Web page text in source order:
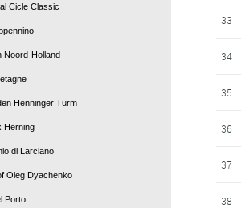
Cicle Classic
Noord-Holland
Henninger Turm
Herning
di Larciano
Oleg Dyachenko
Porto
33
34
35
36
37
38